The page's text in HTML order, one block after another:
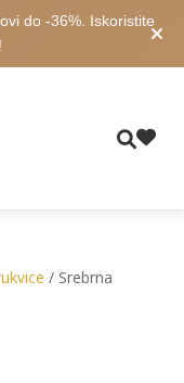
do -36%. Iskoristite
/ Srebrna